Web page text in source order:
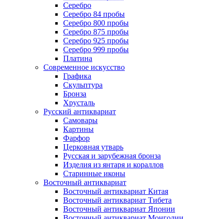
Серебро
Серебро 84 пробы
Серебро 800 пробы
Серебро 875 пробы
Серебро 925 пробы
Серебро 999 пробы
Платина
Современное искусство
Графика
Скульптура
Бронза
Хрусталь
Русский антиквариат
Самовары
Картины
Фарфор
Церковная утварь
Русская и зарубежная бронза
Изделия из янтаря и кораллов
Старинные иконы
Восточный антиквариат
Восточный антиквариат Китая
Восточный антиквариат Тибета
Восточный антиквариат Японии